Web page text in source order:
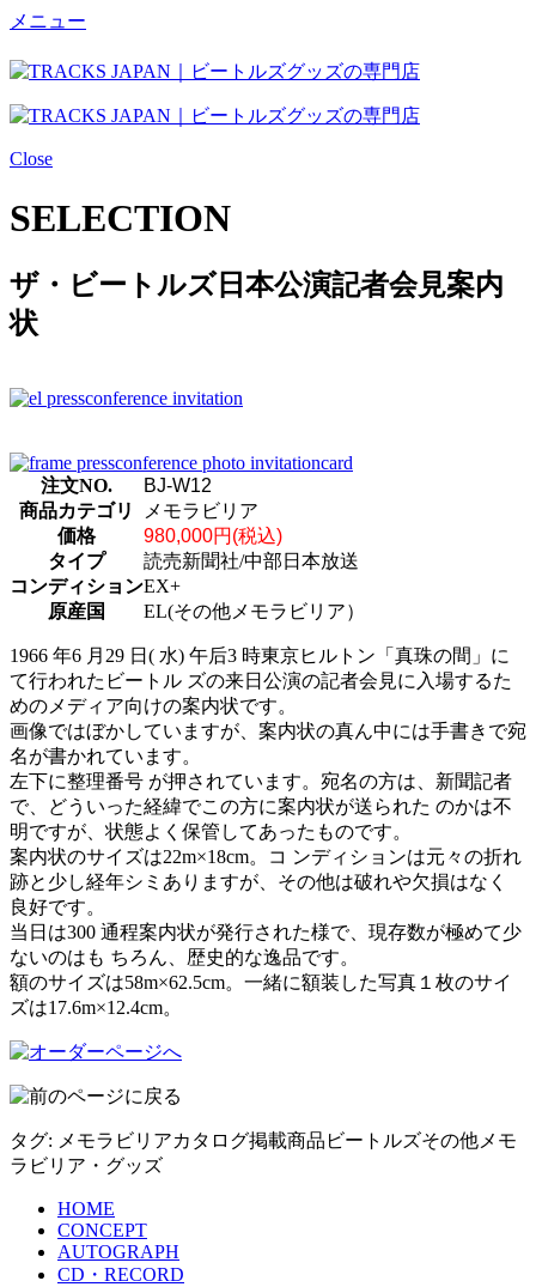
メニュー
Close
SELECTION
ザ・ビートルズ日本公演記者会見案内
状
注文NO.
BJ-W12
商品カテゴリ
メモラビリア
価格
980,000円 (税込)
タイプ
読売新聞社/中部日本放送
コンディションEX+
原産国
EL(その他メモラビリア）
1966 年6 月29 日( 水) 午后3 時東京ヒルトン「真珠の間」に
て行われたビートル ズの来日公演の記者会見に入場するた
めのメディア向けの案内状です。
画像ではぼかしていますが、案内状の真ん中には手書きで宛
名が書かれています。
左下に整理番号 が押されています。宛名の方は、新聞記者
で、どういった経緯でこの方に案内状が送られた のかは不
明ですが、状態よく保管してあったものです。
案内状のサイズは22m×18cm。コ ンディションは元々の折れ
跡と少し経年シミありますが、その他は破れや欠損はなく
良好です。
当日は300 通程案内状が発行された様で、現存数が極めて少
ないのはも ちろん、歴史的な逸品です。
額のサイズは58m×62.5cm。一緒に額装した写真１枚のサイ
ズは17.6m×12.4cm。
タグ: メモラビリアカタログ掲載商品 ビートルズその他メモ
ラビリア・グッズ
HOME
CONCEPT
AUTOGRAPH
CD・RECORD